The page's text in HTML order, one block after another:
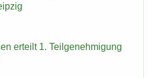
er­teilt 1. Teil­ge­neh­mi­gung